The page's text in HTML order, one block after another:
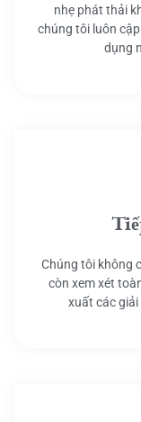
nhẹ phát thải
chúng tôi luôn
dụng
Chúng tôi không
còn xem xét
xuất các